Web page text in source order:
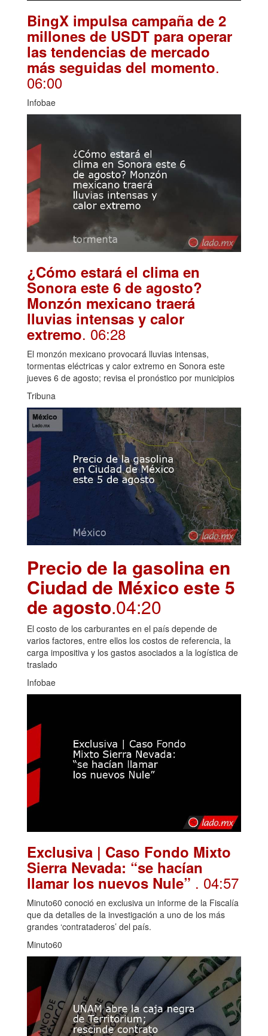
BingX impulsa campaña de 2
millones de USDT para operar
las tendencias de mercado
más seguidas del momento.
06:00
Infobae
¿Cómo estará el clima en
Sonora este 6 de agosto?
Monzón mexicano traerá
lluvias intensas y calor
extremo. 06:28
El monzón mexicano provocará lluvias intensas,
tormentas eléctricas y calor extremo en Sonora este
jueves 6 de agosto; revisa el pronóstico por municipios
Tribuna
Precio de la gasolina en
Ciudad de México este 5
de agosto.04:20
El costo de los carburantes en el país depende de
varios factores, entre ellos los costos de referencia, la
carga impositiva y los gastos asociados a la logística de
traslado
Infobae
Exclusiva | Caso Fondo Mixto
Sierra Nevada: “se hacían
llamar los nuevos Nule” . 04:57
Minuto60 conoció en exclusiva un informe de la Fiscalía
que da detalles de la investigación a uno de los más
grandes ‘contrataderos’ del país.
Minuto60